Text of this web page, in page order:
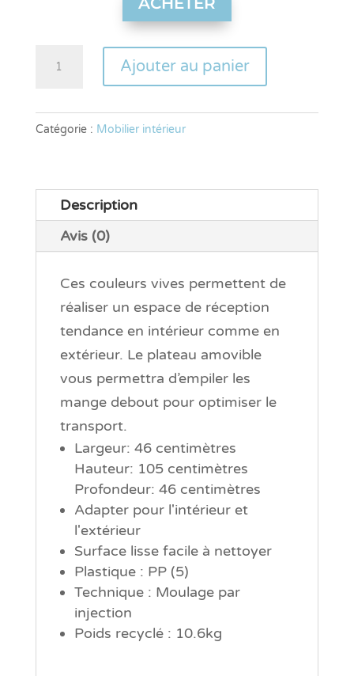
DEBOUT
Ajouter au panier
Catégorie : Mobilier intérieur
Description
Avis (0)
Ces couleurs vives permettent de
réaliser un espace de réception
tendance en intérieur comme en
extérieur. Le plateau amovible
vous permettra d’empiler les
mange debout pour optimiser le
transport.
Largeur: 46 centimètres
Hauteur: 105 centimètres
Profondeur: 46 centimètres
Adapter pour l'intérieur et
l'extérieur
Surface lisse facile à nettoyer
Plastique : PP (5)
Technique : Moulage par
injection
Poids recyclé : 10.6kg